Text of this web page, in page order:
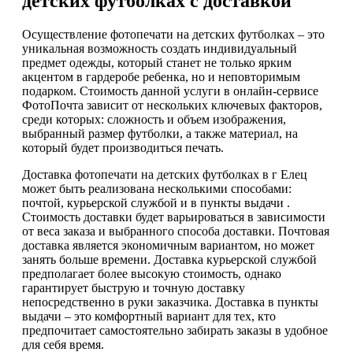
Осуществление фотопечати на детских футболках – это
уникальная возможность создать индивидуальный
предмет одежды, который станет не только ярким
акцентом в гардеробе ребенка, но и неповторимым
подарком. Стоимость данной услуги в онлайн-сервисе
ФотоПочта зависит от нескольких ключевых факторов,
среди которых: сложность и объем изображения,
выбранный размер футболки, а также материал, на
который будет производиться печать.
Доставка фотопечати на детских футболках в г Елец
может быть реализована несколькими способами:
почтой, курьерской службой и в пункты выдачи .
Стоимость доставки будет варьироваться в зависимости
от веса заказа и выбранного способа доставки. Почтовая
доставка является экономичным вариантом, но может
занять больше времени. Доставка курьерской службой
предполагает более высокую стоимость, однако
гарантирует быструю и точную доставку
непосредственно в руки заказчика. Доставка в пункты
выдачи – это комфортный вариант для тех, кто
предпочитает самостоятельно забирать заказы в удобное
для себя время.